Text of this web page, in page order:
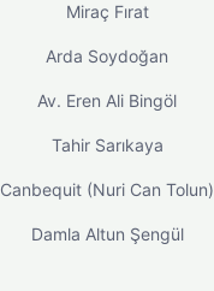
Miraç Fırat
Arda Soydoğan
Av. Eren Ali Bingöl
Tahir Sarıkaya
Canbequit (Nuri Can Tolun)
Damla Altun Şengül